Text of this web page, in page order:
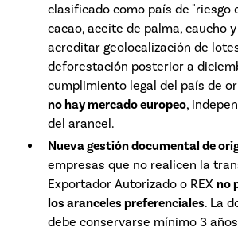
clasificado como país de "riesgo
cacao, aceite de palma, caucho
acreditar geolocalización de
deforestación posterior a
cumplimiento legal del país de
no hay mercado europeo,
del arancel.
Nueva gestión documental de
empresas que no realicen la
Exportador Autorizado o REX no
los aranceles preferenciales. La
debe conservarse mínimo 3